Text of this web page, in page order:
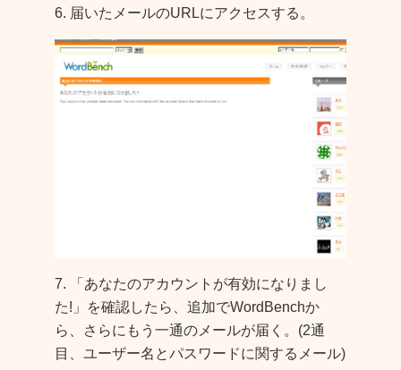
6. 届いたメールのURLにアクセスする。
7. 「 あなたのアカウントが有効になりまし
た! 」を確認したら、 追加でWordBenchか
ら、さらにもう一通のメールが届く 。(2通
目、ユーザー名とパスワードに関するメール)